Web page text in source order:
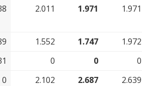
2.011 1.971 1.971
1.552 1.747 1.972
0 0 0
0 2.102 2.687 2.639